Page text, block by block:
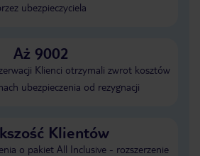
ubezpieczyciela
Aż 9002
Klienci otrzymali zwrot kosztów
ubezpieczenia od rezygnacji
Klientów
o pakiet All Inclusive - rozszerzenie